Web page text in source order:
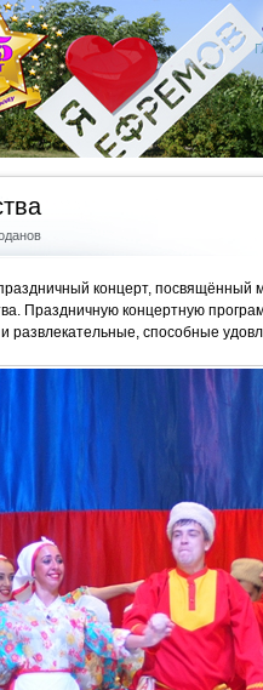
концерт,
Праздничную концертную
развлекательные, способные